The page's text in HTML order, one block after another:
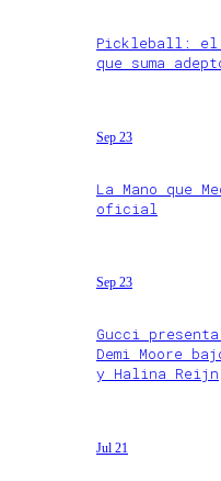
Pickleball: el
que suma
Sep 23
La Mano que
oficial
Sep 23
Gucci
Demi Moore
y Halina Reijn
Jul 21